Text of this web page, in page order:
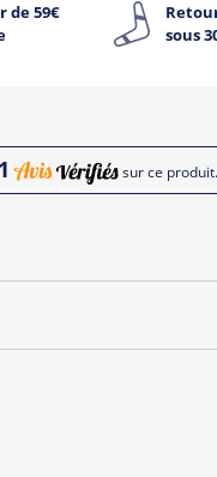
de 59€
sous
1 sur ce produit.